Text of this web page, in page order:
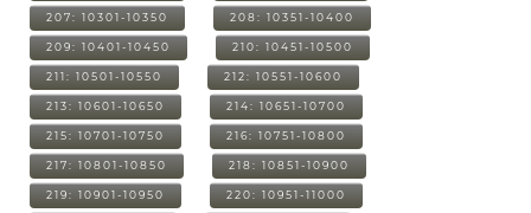
207: 10301-10350 208: 10351-10400
209: 10401-10450 210: 10451-10500
211: 10501-10550 212: 10551-10600
213: 10601-10650 214: 10651-10700
215: 10701-10750 216: 10751-10800
217: 10801-10850 218: 10851-10900
219: 10901-10950 220: 10951-11000